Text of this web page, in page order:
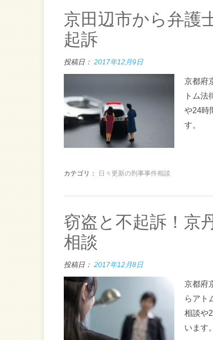
京田辺市から弁護
起訴
投稿日： 2017年12月9日
京都府
トム
や24時
す。
カテゴリ： 日々更新の刑事事件相談
窃盗と不起訴！京
相談
投稿日： 2017年12月8日
京都府
らアト
相談や
います。